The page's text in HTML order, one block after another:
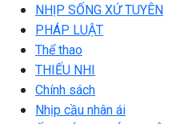
NHỊP SỐNG XỨ TUYÊN
PHÁP LUẬT
Thể thao
THIẾU NHI
Chính sách
Nhịp cầu nhân ái